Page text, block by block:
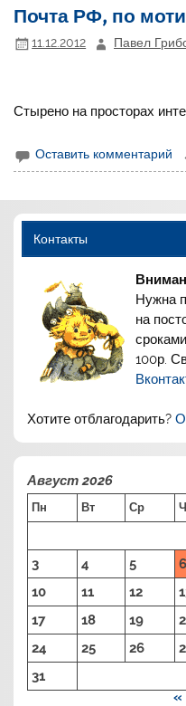
Почта РФ, по
11.12.2012 Павел
Стырено на просторах
Оставить комментарий
Контакты
Нужна
на
100р.
Хотите отблагодарить?
Август 2026
Пн Вт Ср
3
4 5 6
10
11 12
17
18 19
24
25 26
31
«